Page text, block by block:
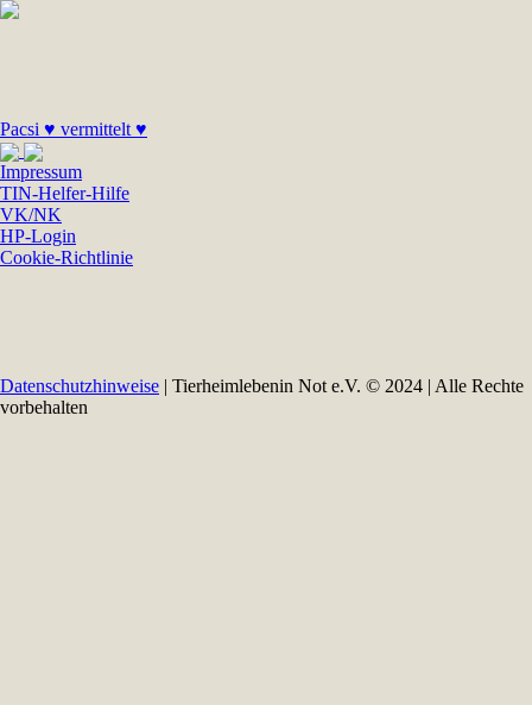
Pacsi ♥ vermittelt ♥
Impressum
TIN-Helfer-Hilfe
VK/NK
HP-Login
Cookie-Richtlinie
Datenschutzhinweise | Tierheimlebenin Not e.V. © 2024 | Alle Rechte
vorbehalten